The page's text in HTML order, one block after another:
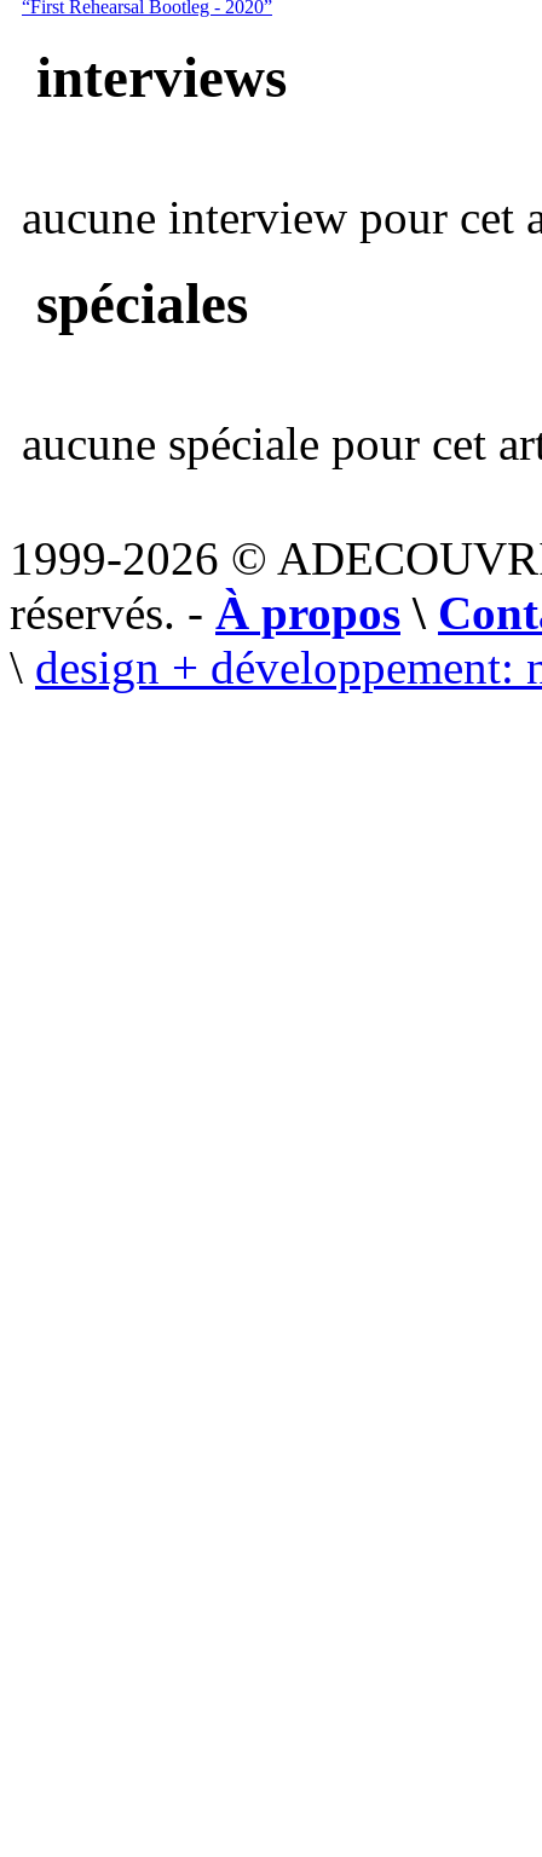
“First Rehearsal Bootleg - 2020”
interviews
aucune interview pour cet
spéciales
aucune spéciale pour cet
1999-2026 ©
réservés. - À propos \
\ design + développement: